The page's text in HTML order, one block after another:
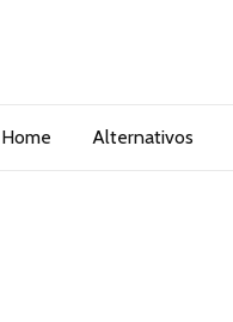
Home Alternativos